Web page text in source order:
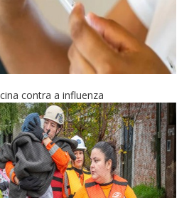
contra a influenza